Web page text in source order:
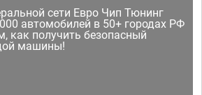
сети Евро Чип Тюнинг
автомобилей в 50+ городах РФ
как получить безопасный
машины!